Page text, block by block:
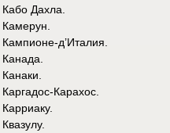
Кабо Дахла.
Камерун.
Кампионе-д’Италия.
Канада.
Канаки.
Каргадос-Карахос.
Карриаку.
Квазулу.